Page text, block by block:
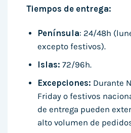
Tiempos de entrega:
Península: 24/48h
excepto festivos).
Islas: 72/96h.
Excepciones: Durante
Friday o festivos
de entrega pueden
alto volumen de